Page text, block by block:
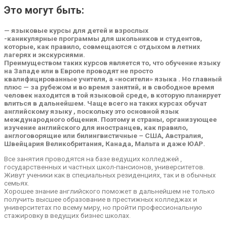
Это могут быть:
— языковые курсы для детей и взрослых
-каникулярные программы для школьников и студентов,
которые, как правило, совмещаются с отдыхом в летних
лагерях и экскурсиями.
Преимуществом таких курсов является то, что обучение языку
на Западе или в Европе проводят не просто
квалифицированные учителя, а «носители» языка . Но главный
плюс — за рубежом и во время занятий, и в свободное время
человек находится в той языковой среде, в которую планирует
влиться в дальнейшем. Чаще всего на таких курсах обучат
английскому языку , поскольку это основной язык
международного общения. Поэтому и страны, организующее
изучение английского для иностранцев, как правило,
англоговорящие или билингвистичные – США, Австралия,
Швейцария Великобритания, Канада, Мальта и даже ЮАР.
Все занятия проводятся на базе ведущих колледжей ,
государственных и частных школ-пансионов, университетов.
Живут ученики как в специальных резиденциях, так и в обычных
семьях.
Хорошее знание английского поможет в дальнейшем не только
получить высшее образование в престижных колледжах и
университетах по всему миру, но пройти профессиональную
стажировку в ведущих бизнес школах.